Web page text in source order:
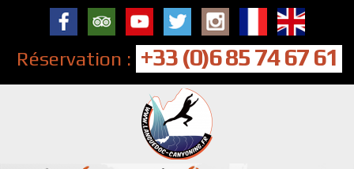
Réservation : +33 (0)6 85 74 67 61